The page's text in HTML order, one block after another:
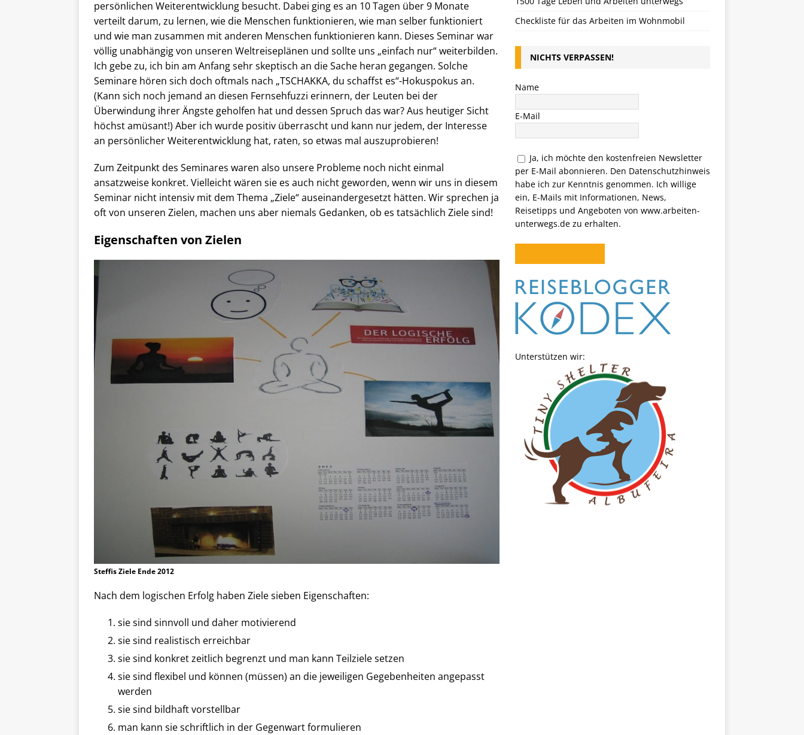
persönlichen Weiterentwicklung besucht. Dabei ging es an 10 Tagen über 9 Monate
verteilt darum, zu lernen, wie die Menschen funktionieren, wie man selber funktioniert
und wie man zusammen mit anderen Menschen funktionieren kann. Dieses Seminar war
völlig unabhängig von unseren Weltreiseplänen und sollte uns „einfach nur“ weiterbilden.
Ich gebe zu, ich bin am Anfang sehr skeptisch an die Sache heran gegangen. Solche
Seminare hören sich doch oftmals nach „TSCHAKKA, du schaffst es“-Hokuspokus an.
(Kann sich noch jemand an diesen Fernsehfuzzi erinnern, der Leuten bei der
Überwindung ihrer Ängste geholfen hat und dessen Spruch das war? Aus heutiger Sicht
höchst amüsant!) Aber ich wurde positiv überrascht und kann nur jedem, der Interesse
an persönlicher Weiterentwicklung hat, raten, so etwas mal auszuprobieren!
Zum Zeitpunkt des Seminares waren also unsere Probleme noch nicht einmal
ansatzweise konkret. Vielleicht wären sie es auch nicht geworden, wenn wir uns in diesem
Seminar nicht intensiv mit dem Thema „Ziele“ auseinandergesetzt hätten. Wir sprechen ja
oft von unseren Zielen, machen uns aber niemals Gedanken, ob es tatsächlich Ziele sind!
Eigenschaften von Zielen
Steffis Ziele Ende 2012
Nach dem logischen Erfolg haben Ziele sieben Eigenschaften:
sie sind sinnvoll und daher motivierend
sie sind realistisch erreichbar
sie sind konkret zeitlich begrenzt und man kann Teilziele setzen
sie sind flexibel und können (müssen) an die jeweiligen Gegebenheiten angepasst
werden
sie sind bildhaft vorstellbar
man kann sie schriftlich in der Gegenwart formulieren
Checkliste für das Arbeiten im Wohnmobil
NICHTS VERPASSEN!
Name
E-Mail
Ja, ich möchte den kostenfreien Newsletter
per E-Mail abonnieren. Den Datenschutzhinweis
habe ich zur Kenntnis genommen. Ich willige
ein, E-Mails mit Informationen, News,
Reisetipps und Angeboten von www.arbeiten-
unterwegs.de zu erhalten.
Unterstützen wir: